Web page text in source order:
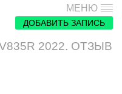
МЕНЮ
ДОБАВИТЬ ЗАПИСЬ
2022. ОТЗЫВ